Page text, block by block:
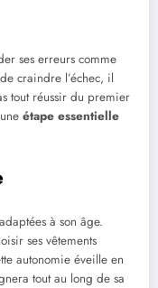
ses erreurs comme
craindre l’échec, il
tout réussir du premier
étape essentielle
à son âge.
ses vêtements
autonomie éveille en
tout au long de sa